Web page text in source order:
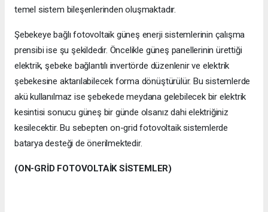
temel sistem bileşenlerinden oluşmaktadır.
Şebekeye bağlı fotovoltaik güneş enerji sistemlerinin çalışma
prensibi ise şu şekildedir. Öncelikle güneş panellerinin ürettiği
elektrik, şebeke bağlantılı invertörde düzenlenir ve elektrik
şebekesine aktarılabilecek forma dönüştürülür. Bu sistemlerde
akü kullanılmaz ise şebekede meydana gelebilecek bir elektrik
kesintisi sonucu güneş bir günde olsanız dahi elektriğiniz
kesilecektir. Bu sebepten on-grid fotovoltaik sistemlerde
batarya desteği de önerilmektedir.
(ON-GRİD FOTOVOLTAİK SİSTEMLER)